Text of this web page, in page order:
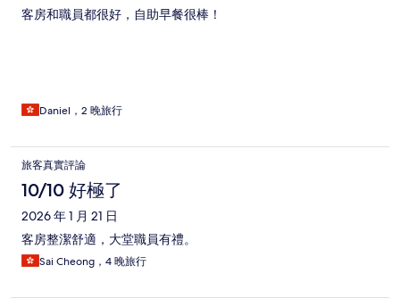
客房和職員都很好，自助早餐很棒！
Daniel，2 晚旅行
旅客真實評論
10/10 好極了
2026 年 1 月 21 日
客房整潔舒適，大堂職員有禮。
Sai Cheong，4 晚旅行